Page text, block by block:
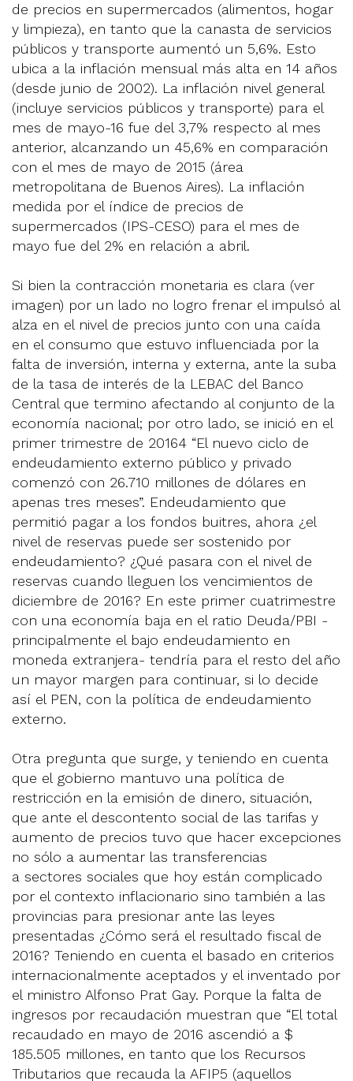
de precios en supermercados (alimentos, hogar
y limpieza), en tanto que la canasta de servicios
públicos y transporte aumentó un 5,6%. Esto
ubica a la inflación mensual más alta en 14 años
(desde junio de 2002). La inflación nivel general
(incluye servicios públicos y transporte) para el
mes de mayo-16 fue del 3,7% respecto al mes
anterior, alcanzando un 45,6% en comparación
con el mes de mayo de 2015 (área
metropolitana de Buenos Aires). La inflación
medida por el índice de precios de
supermercados (IPS-CESO) para el mes de
mayo fue del 2% en relación a abril.
Si bien la contracción monetaria es clara (ver
imagen) por un lado no logro frenar el impulsó al
alza en el nivel de precios junto con una caída
en el consumo que estuvo influenciada por la
falta de inversión, interna y externa, ante la suba
de la tasa de interés de la LEBAC del Banco
Central que termino afectando al conjunto de la
economía nacional; por otro lado, se inició en el
primer trimestre de 20164 “El nuevo ciclo de
endeudamiento externo público y privado
comenzó con 26.710 millones de dólares en
apenas tres meses”. Endeudamiento que
permitió pagar a los fondos buitres, ahora ¿el
nivel de reservas puede ser sostenido por
endeudamiento? ¿Qué pasara con el nivel de
reservas cuando lleguen los vencimientos de
diciembre de 2016? En este primer cuatrimestre
con una economía baja en el ratio Deuda/PBI -
principalmente el bajo endeudamiento en
moneda extranjera- tendría para el resto del año
un mayor margen para continuar, si lo decide
así el PEN, con la política de endeudamiento
externo.
Otra pregunta que surge, y teniendo en cuenta
que el gobierno mantuvo una política de
restricción en la emisión de dinero, situación,
que ante el descontento social de las tarifas y
aumento de precios tuvo que hacer excepciones
no sólo a aumentar las transferencias
a sectores sociales que hoy están complicado
por el contexto inflacionario sino también a las
provincias para presionar ante las leyes
presentadas ¿Cómo será el resultado fiscal de
2016? Teniendo en cuenta el basado en criterios
internacionalmente aceptados y el inventado por
el ministro Alfonso Prat Gay. Porque la falta de
ingresos por recaudación muestran que “El total
recaudado en mayo de 2016 ascendió a $
185.505 millones, en tanto que los Recursos
Tributarios que recauda la AFIP5 (aquellos